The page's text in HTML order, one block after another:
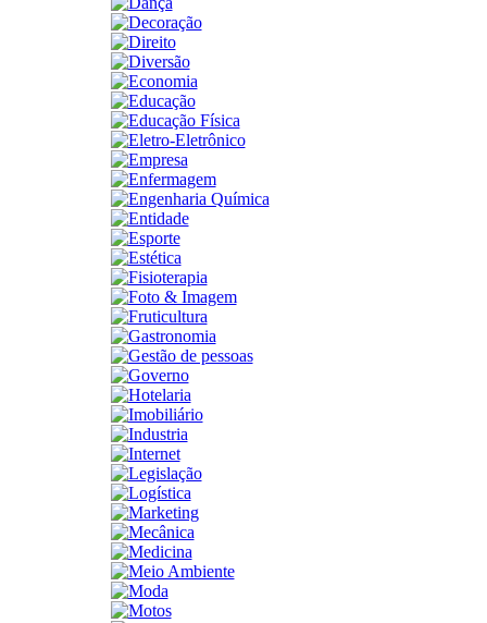
Decoração
Direito
Diversão
Economia
Educação
Educação Física
Eletro-Eletrônico
Empresa
Enfermagem
Engenharia Química
Entidade
Esporte
Estética
Fisioterapia
Foto & Imagem
Fruticultura
Gastronomia
Gestão de pessoas
Governo
Hotelaria
Imobiliário
Industria
Internet
Legislação
Logística
Marketing
Mecânica
Medicina
Meio Ambiente
Moda
Motos